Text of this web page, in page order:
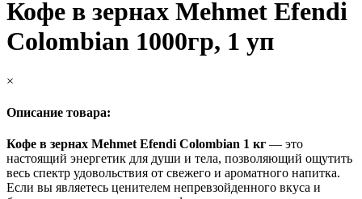
Кофе в зернах Mehmet Efendi
Colombian 1000гр, 1 уп
×
Описание товара:
Кофе в зернах Mehmet Efendi Colombian 1 кг — это
настоящий энергетик для души и тела, позволяющий ощутить
весь спектр удовольствия от свежего и ароматного напитка.
Если вы являетесь ценителем непревзойденного вкуса и